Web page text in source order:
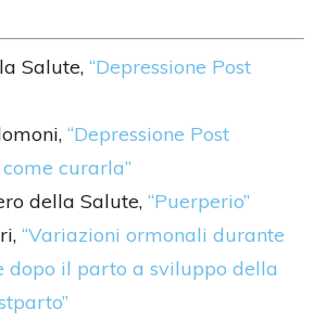
Salute, “Depressione Post
“Depressione Post
come curarla”
della Salute, “Puerperio”
“Variazioni ormonali durante
dopo il parto a sviluppo della